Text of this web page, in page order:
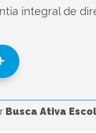
integral de
Busca Ativa